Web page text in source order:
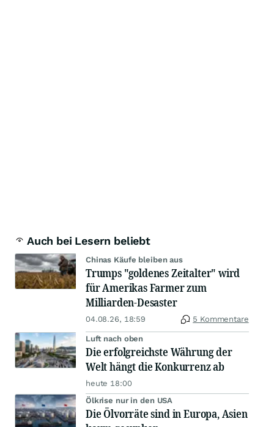
Auch bei Lesern beliebt
Chinas Käufe bleiben aus
Trumps "goldenes Zeitalter" wird
für Amerikas Farmer zum
Milliarden-Desaster
04.08.26, 18:59 5 Kommentare
Luft nach oben
Die erfolgreichste Währung der
Welt hängt die Konkurrenz ab
heute 18:00
Ölkrise nur in den USA
Die Ölvorräte sind in Europa, Asien